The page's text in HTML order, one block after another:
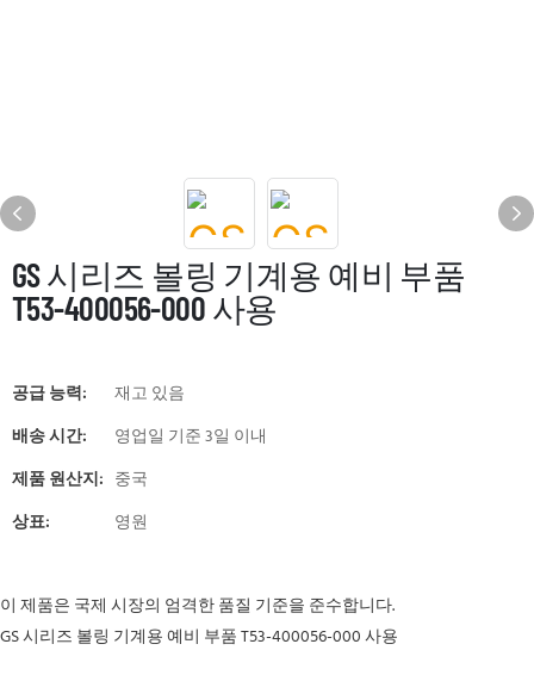
GS 시리즈 볼링 기계용 예비 부품
T53-400056-000 사용
공급 능력:
재고 있음
배송 시간:
영업일 기준 3일 이내
제품 원산지: 중국
상표:
영원
이 제품은 국제 시장의 엄격한 품질 기준을 준수합니다.
GS 시리즈 볼링 기계용 예비 부품 T53-400056-000 사용